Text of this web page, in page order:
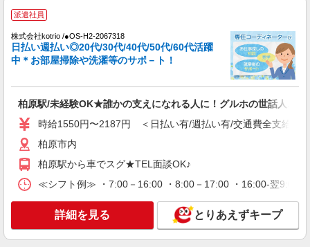
キープ 詳細を見る
介護職員（ヘルパー）（施設兼務）
月給241,200円〜267,200円（経験・能力等に
大阪府柏原市玉手町18-51
キープ 詳細を見る
株式会社kotrio /●OS-H2-2067054
派遣社員
株式会社kotrio /●OS-H2-2067318
日払い週払い◎20代/30代/40代/50代/60代活躍
中＊お部屋掃除や洗濯等のサポ－ト！
柏原駅/未経験OK★誰かの支えになれる人に！グルホの世話人♪
時給1550円〜2187円 ＜日払い有/週払い有/交通費全支給(ガ
柏原市内
柏原駅から車でスグ★TEL面談OK♪
≪シフト例≫ ・7:00－16:00 ・8:00－17:00 ・16:00-翌9:00
詳細を見る とりあえずキープ